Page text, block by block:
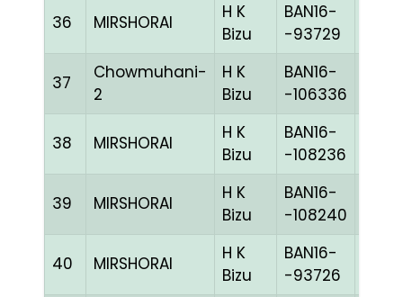
36 MIRSHORAI
H K
Bizu
BAN16-
-93729
37
Chowmuhani-
2
H K
Bizu
BAN16-
-106336
38 MIRSHORAI
H K
Bizu
BAN16-
-108236
39 MIRSHORAI
H K
Bizu
BAN16-
-108240
40 MIRSHORAI
H K
Bizu
BAN16-
-93726